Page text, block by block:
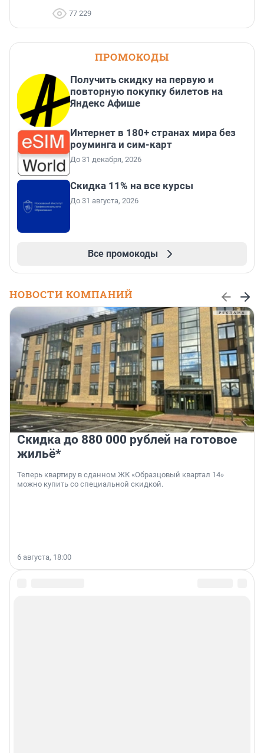
77 229
ПРОМОКОДЫ
Получить скидку на первую и
повторную покупку билетов на
Яндекс Афише
Интернет в 180+ странах мира без
роуминга и сим-карт
До 31 декабря, 2026
Скидка 11% на все курсы
До 31 августа, 2026
Все промокоды
НОВОСТИ КОМПАНИЙ
Скидка до 880 000 рублей на готовое
жильё*
Теперь квартиру в сданном ЖК «Образцовый квартал 14»
можно купить со специальной скидкой.
6 августа, 18:00